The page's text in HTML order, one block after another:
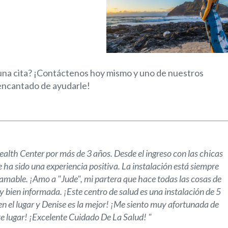
cita? ¡Contáctenos hoy mismo y uno de nuestros
de ayudarle!
Center por más de 3 años. Desde el ingreso con las chicas
sido una experiencia positiva. La instalación está siempre
¡Amo a "Jude", mi partera que hace todas las cosas de
informada. ¡Este centro de salud es una instalación de 5
el lugar y Denise es la mejor! ¡Me siento muy afortunada de
lugar! ¡Excelente Cuidado De La Salud! "